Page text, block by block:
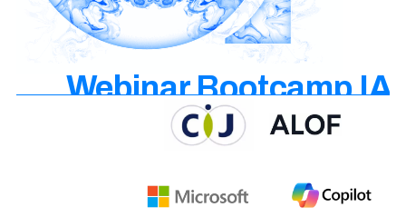
Webinar Bootcamp IA